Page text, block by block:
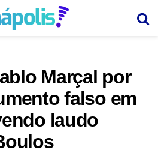
Marçal por
falso em
laudo